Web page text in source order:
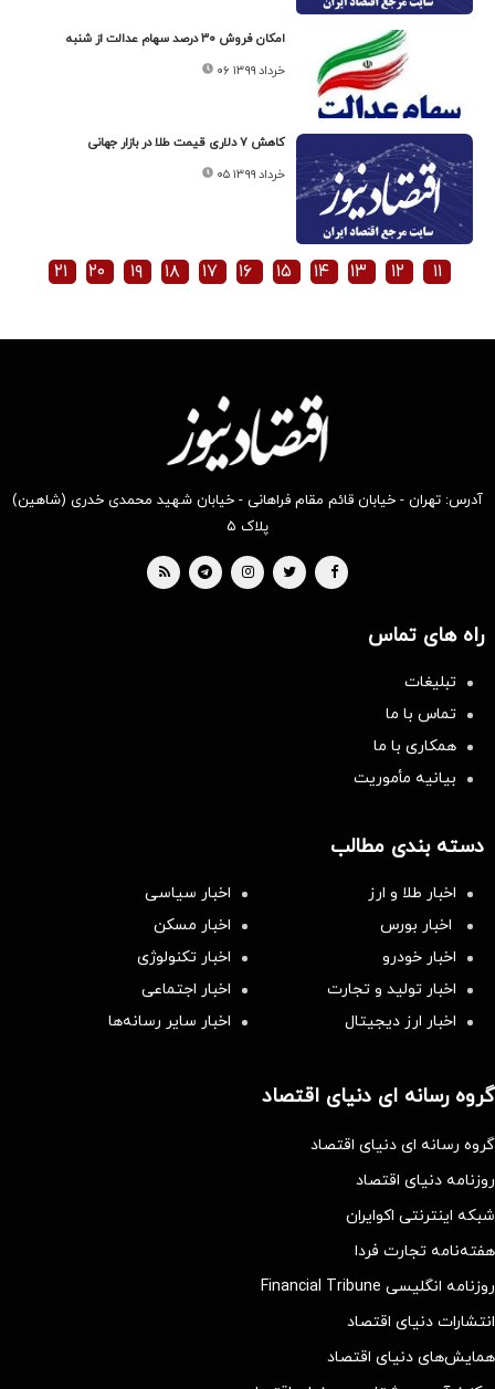
امکان فروش ۳۰ درصد سهام عدالت از شنبه
۰۶ خرداد ۱۳۹۹
کاهش ۷ دلاری قیمت طلا در بازار جهانی
۰۵ خرداد ۱۳۹۹
۱۱ ۱۲ ۱۳ ۱۴ ۱۵ ۱۶ ۱۷ ۱۸ ۱۹ ۲۰ ۲۱
آدرس: تهران - خیابان قائم مقام فراهانی - خیابان شهید محمدی خدری (شاهین)
پلاک ۵
راه های تماس
تبلیغات
تماس با ما
همکاری با ما
بیانیه مأموریت
دسته بندی مطالب
اخبار طلا و ارز
اخبار سیاسی
اخبار بورس
اخبار مسکن
اخبار خودرو
اخبار تکنولوژی
اخبار تولید و تجارت
اخبار اجتماعی
اخبار ارز دیجیتال
اخبار سایر رسانه‌‌ها
گروه رسانه ای دنیای اقتصاد
گروه رسانه ای دنیای اقتصاد
روزنامه دنیای اقتصاد
شبکه اینترنتی اکوایران
هفته‌نامه تجارت فردا
روزنامه انگلیسی Financial Tribune
انتشارات دنیای اقتصاد
همایش‌های دنیای اقتصاد